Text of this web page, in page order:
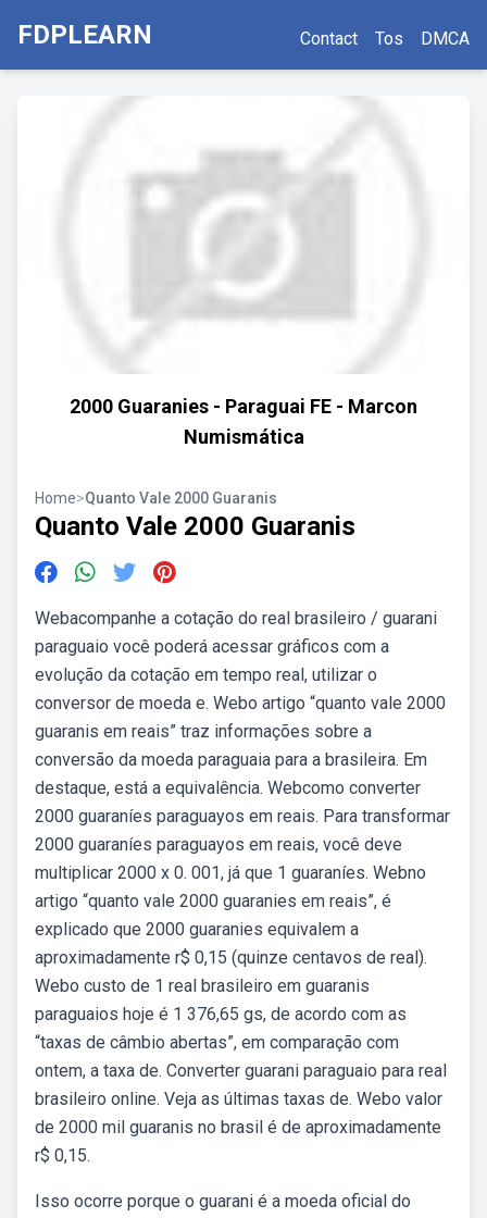
FDPLEARN Contact Tos DMCA
2000 Guaranies - Paraguai FE - Marcon
Numismática
Home>Quanto Vale 2000 Guaranis
Quanto Vale 2000 Guaranis
Webacompanhe a cotação do real brasileiro / guarani
paraguaio você poderá acessar gráficos com a
evolução da cotação em tempo real, utilizar o
conversor de moeda e. Webo artigo “quanto vale 2000
guaranis em reais” traz informações sobre a
conversão da moeda paraguaia para a brasileira. Em
destaque, está a equivalência. Webcomo converter
2000 guaraníes paraguayos em reais. Para transformar
2000 guaraníes paraguayos em reais, você deve
multiplicar 2000 x 0. 001, já que 1 guaraníes. Webno
artigo “quanto vale 2000 guaranies em reais”, é
explicado que 2000 guaranies equivalem a
aproximadamente r$ 0,15 (quinze centavos de real).
Webo custo de 1 real brasileiro em guaranis
paraguaios hoje é 1 376,65 gs, de acordo com as
“taxas de câmbio abertas”, em comparação com
ontem, a taxa de. Converter guarani paraguaio para real
brasileiro online. Veja as últimas taxas de. Webo valor
de 2000 mil guaranis no brasil é de aproximadamente
r$ 0,15.
Isso ocorre porque o guarani é a moeda oficial do